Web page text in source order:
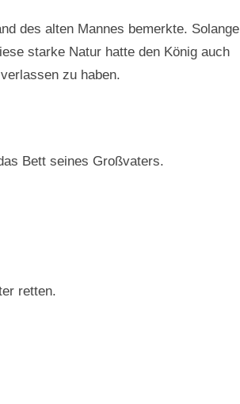
des alten Mannes bemerkte. Solange
starke Natur hatte den König auch
zu haben.
Bett seines Großvaters.
retten.